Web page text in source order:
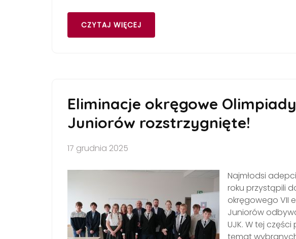
CZYTAJ WIĘCEJ
Eliminacje okręgowe
Juniorów rozstrzygnięte!
17 grudnia 2025
Najmłodsi
roku przystąpili
okręgowego VII
Juniorów
UJK. W tej